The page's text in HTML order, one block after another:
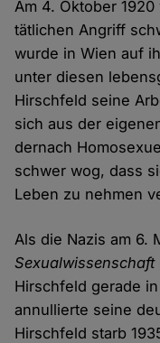
Am 4. Oktober
tätlichen Angriff
wurde in Wien auf
unter diesen
Hirschfeld seine
sich aus der
dernach
schwer wog, dass
Leben zu nehmen
Als die Nazis am 6.
Sexualwissenschaft
Hirschfeld gerade
annullierte seine
Hirschfeld starb